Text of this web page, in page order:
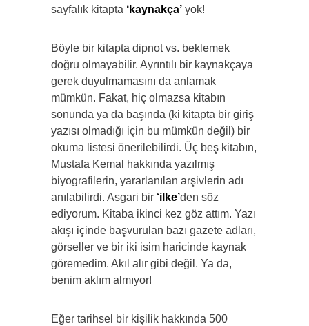
sayfalık kitapta ‘kaynakça’ yok!
Böyle bir kitapta dipnot vs. beklemek
doğru olmayabilir. Ayrıntılı bir kaynakçaya
gerek duyulmamasını da anlamak
mümkün. Fakat, hiç olmazsa kitabın
sonunda ya da başında (ki kitapta bir giriş
yazısı olmadığı için bu mümkün değil) bir
okuma listesi önerilebilirdi. Üç beş kitabın,
Mustafa Kemal hakkında yazılmış
biyografilerin, yararlanılan arşivlerin adı
anılabilirdi. Asgari bir ‘ilke’den söz
ediyorum. Kitaba ikinci kez göz attım. Yazı
akışı içinde başvurulan bazı gazete adları,
görseller ve bir iki isim haricinde kaynak
göremedim. Akıl alır gibi değil. Ya da,
benim aklım almıyor!
Eğer tarihsel bir kişilik hakkında 500